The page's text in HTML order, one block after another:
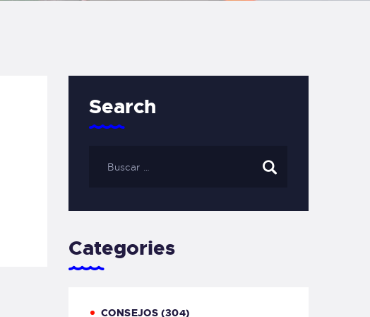
Search
Categories
CONSEJOS (304)